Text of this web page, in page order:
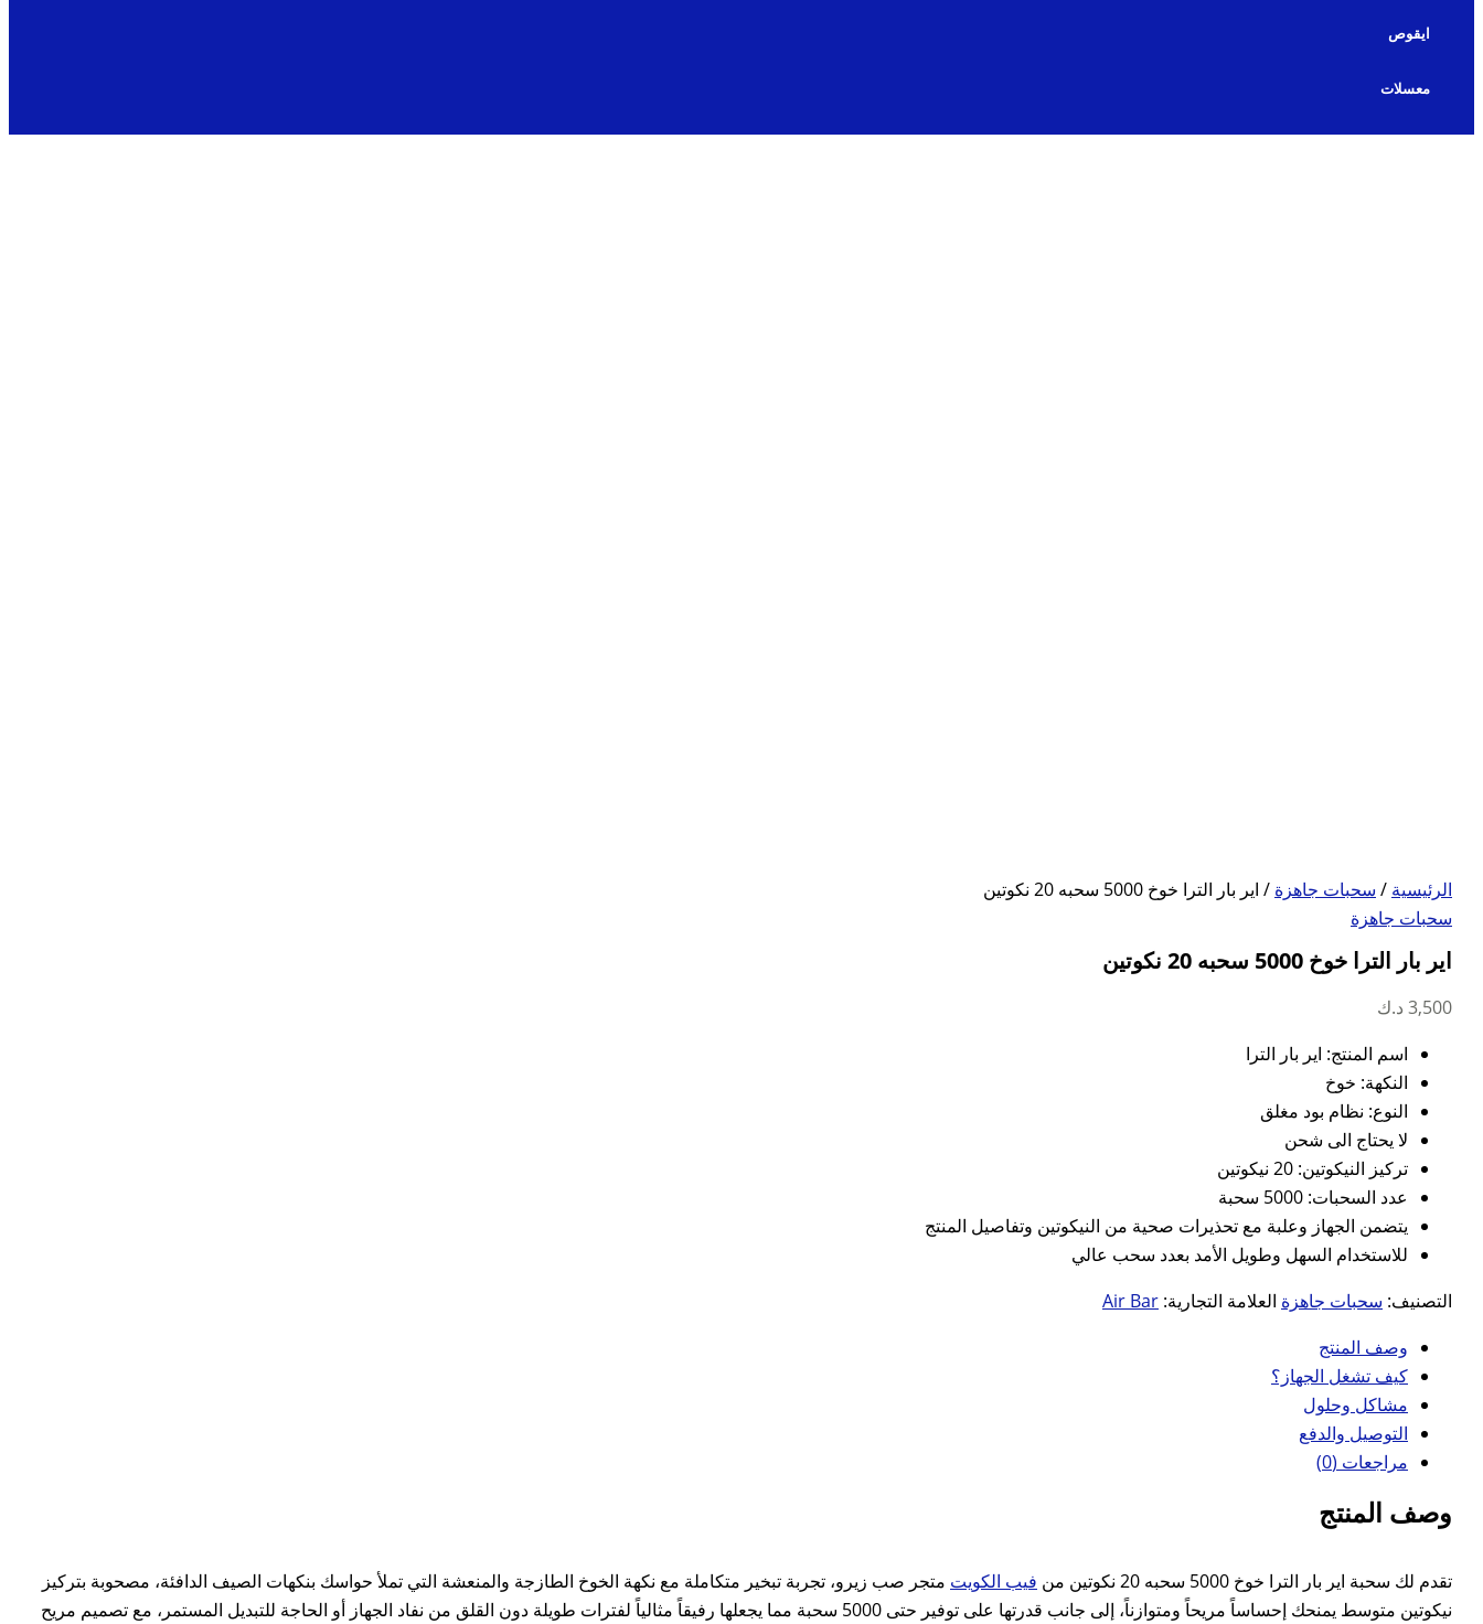
ايقوص
معسلات
الرئيسية / سحبات جاهزة / اير بار الترا خوخ 5000 سحبه 20 نكوتين
سحبات جاهزة
اير بار الترا خوخ 5000 سحبه 20 نكوتين
3,500 د.ك
اسم المنتج: اير بار الترا
النكهة: خوخ
النوع: نظام بود مغلق
لا يحتاج الى شحن
تركيز النيكوتين: 20 نيكوتين
عدد السحبات: 5000 سحبة
يتضمن الجهاز وعلبة مع تحذيرات صحية من النيكوتين وتفاصيل المنتج
للاستخدام السهل وطويل الأمد بعدد سحب عالي
التصنيف: سحبات جاهزة العلامة التجارية: Air Bar
وصف المنتج
كيف تشغل الجهاز؟
مشاكل وحلول
التوصيل والدفع
مراجعات (0)
وصف المنتج
تقدم لك سحبة اير بار الترا خوخ 5000 سحبه 20 نكوتين من فيب الكويت متجر صب زيرو، تجربة تبخير متكاملة مع نكهة الخوخ الطازجة والمنعشة التي تملأ حواسك بنكهات الصيف الدافئة، مصحوبة بتركيز
نيكوتين متوسط يمنحك إحساساً مريحاً ومتوازناً، إلى جانب قدرتها على توفير حتى 5000 سحبة مما يجعلها رفيقاً مثالياً لفترات طويلة دون القلق من نفاد الجهاز أو الحاجة للتبديل المستمر، مع تصميم مريح